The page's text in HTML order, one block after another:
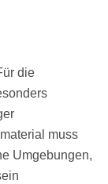
die
muss
Umgebungen,